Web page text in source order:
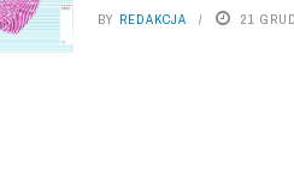
BY REDAKCJA 21